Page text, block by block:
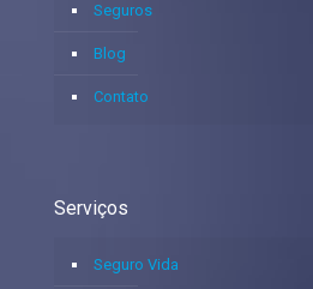
Seguros
Blog
Contato
Serviços
Seguro Vida